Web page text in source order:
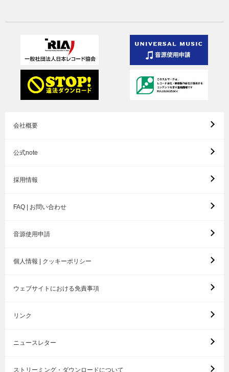
会社概要
公式note
採用情報
FAQ | お問い合わせ
音源使用申請
個人情報 | クッキーポリシー
ウェブサイトにおける免責事項
リンク
ニュースレター
ストリーミング・ダウンロードについて